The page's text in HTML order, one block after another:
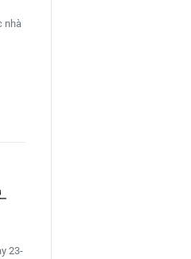
nhà
23-